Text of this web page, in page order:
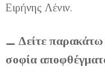
Ειρήνης Λένιν.
⚊ Δείτε παρακάτω
σοφία